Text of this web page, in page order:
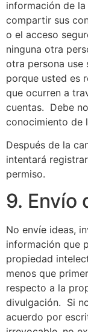
información de
compartir sus
o el acceso
ninguna otra
otra persona use
porque usted es
que ocurren a
cuentas. Debe
conocimiento de
Después de la
intentará
permiso.
9. Envío
No envíe ideas,
información que
propiedad
menos que
respecto a la
divulgación. Si
acuerdo por